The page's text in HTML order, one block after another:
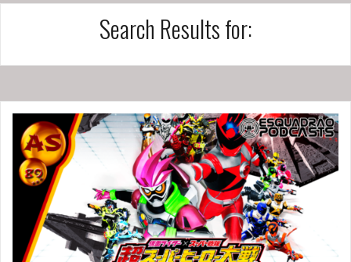
Search Results for: